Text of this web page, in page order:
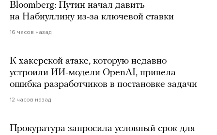
Bloomberg: Путин начал давить
на Набиуллину из-за ключевой ставки
16 часов назад
К хакерской атаке, которую недавно
устроили ИИ-модели OpenAI, привела
ошибка разработчиков в постановке задачи
12 часов назад
Прокуратура запросила условный срок для